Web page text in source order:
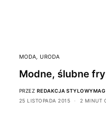
MODA, URODA
Modne, ślubne
PRZEZ REDAKCJA STYLOWYMAG
25 LISTOPADA 2015
2 MINUT